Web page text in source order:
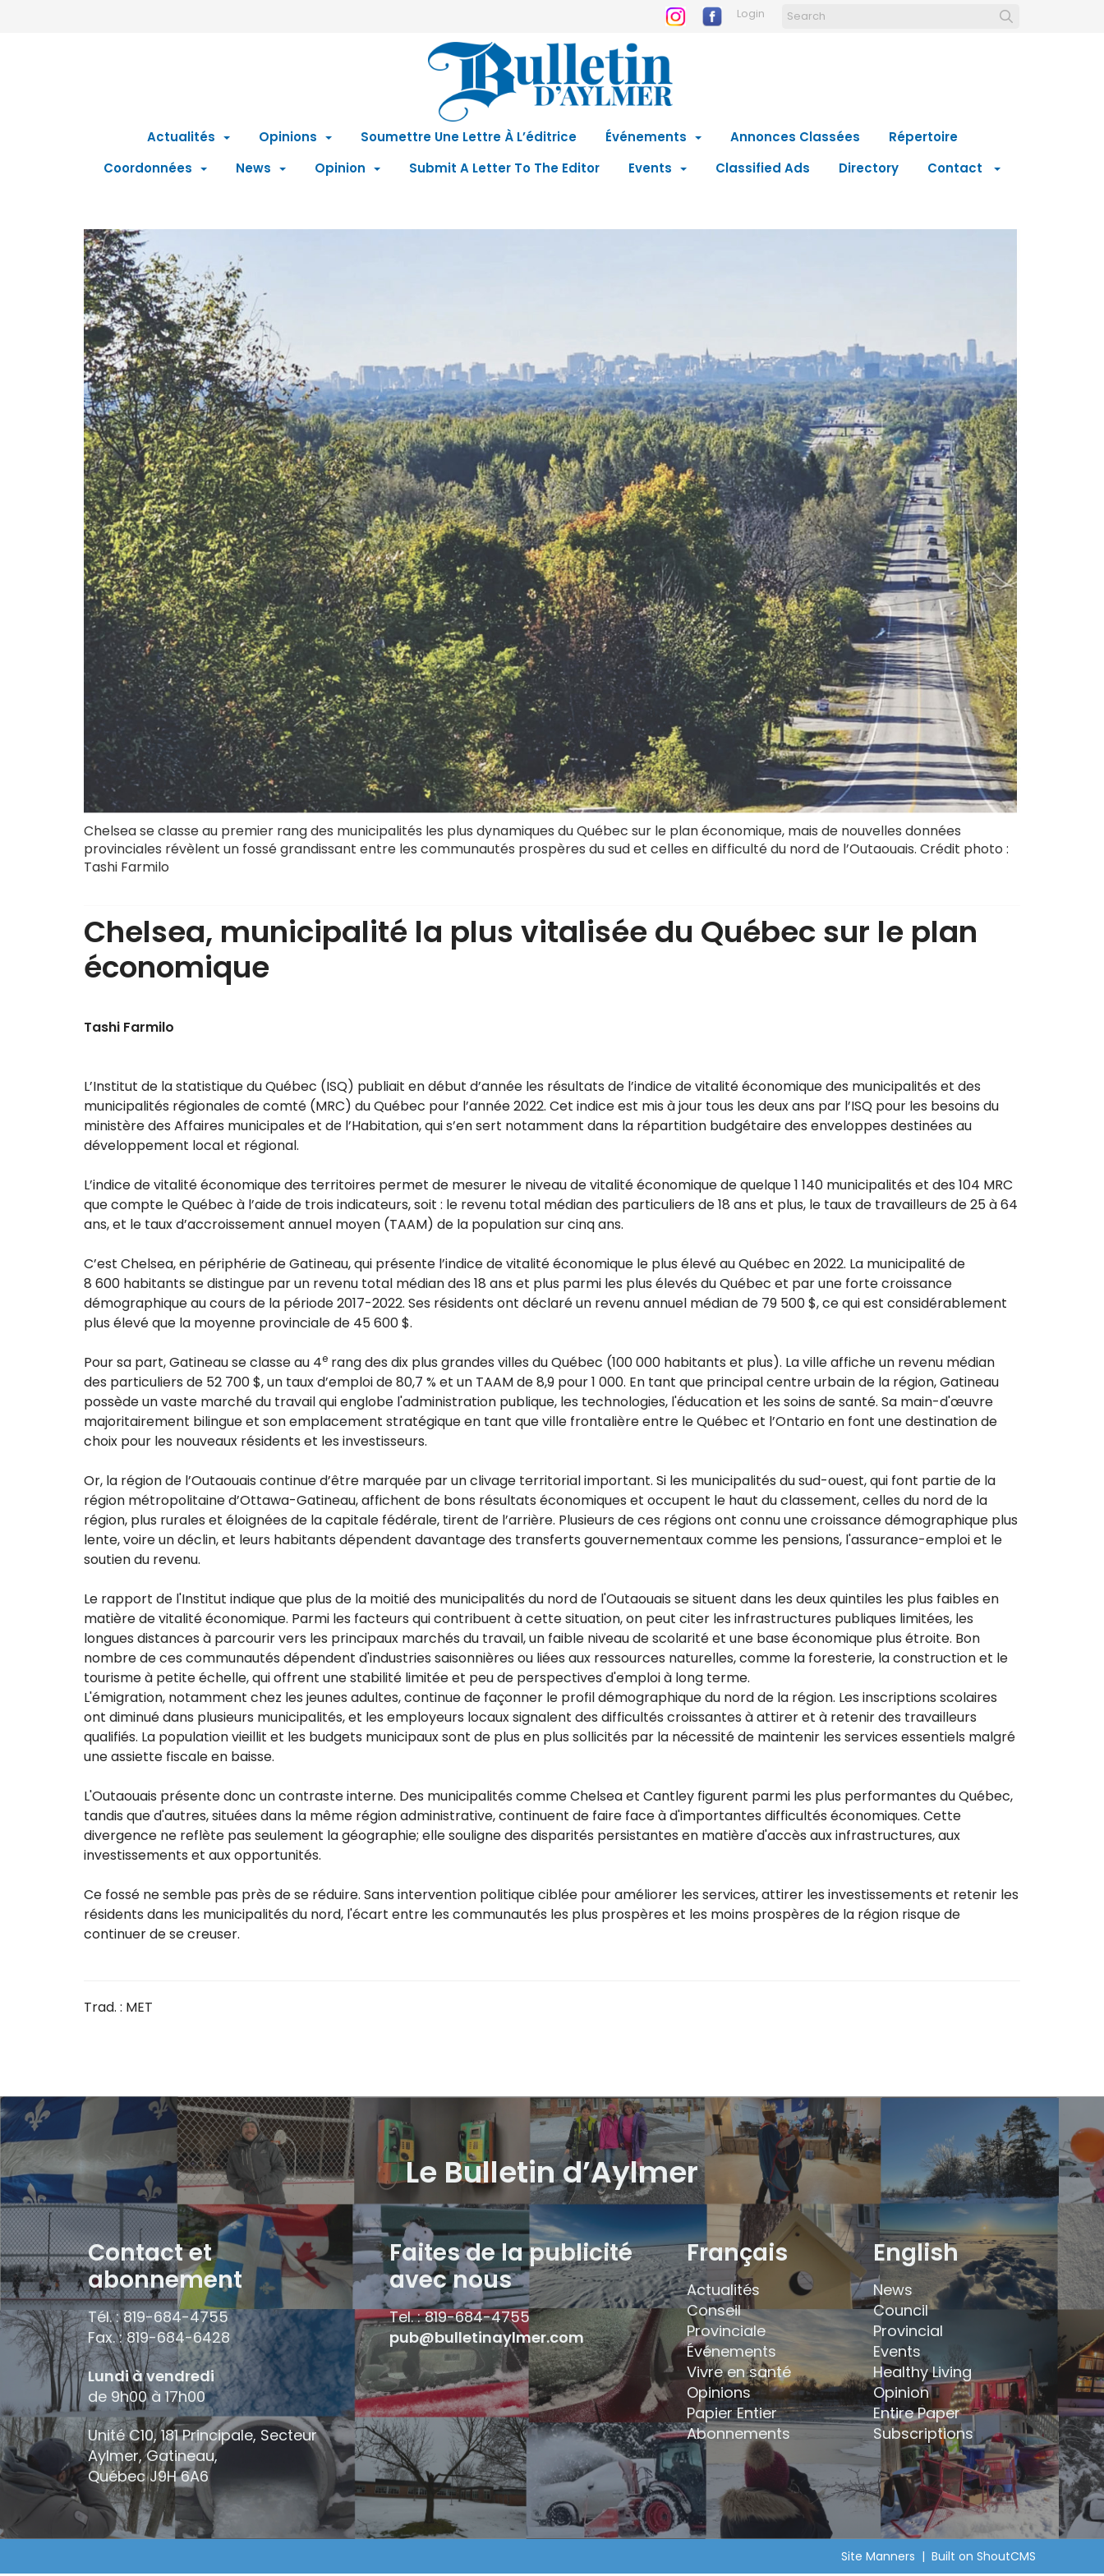
Login
Actualités Opinions Soumettre Une Lettre À L’éditrice Événements Annonces Classées
Répertoire
Coordonnées
News Opinion Submit A Letter To The Editor Events Classified Ads Directory Contact
Chelsea se classe au premier rang des municipalités les plus dynamiques du Québec sur le plan économique, mais de nouvelles données
provinciales révèlent un fossé grandissant entre les communautés prospères du sud et celles en difficulté du nord de l’Outaouais. Crédit photo :
Tashi Farmilo
Chelsea, municipalité la plus vitalisée du Québec sur le plan
économique
Tashi Farmilo
L’Institut de la statistique du Québec (ISQ) publiait en début d’année les résultats de l’indice de vitalité économique des municipalités et des
municipalités régionales de comté (MRC) du Québec pour l’année 2022. Cet indice est mis à jour tous les deux ans par l’ISQ pour les besoins du
ministère des Affaires municipales et de l’Habitation, qui s’en sert notamment dans la répartition budgétaire des enveloppes destinées au
développement local et régional.
L’indice de vitalité économique des territoires permet de mesurer le niveau de vitalité économique de quelque 1 140 municipalités et des 104 MRC
que compte le Québec à l’aide de trois indicateurs, soit : le revenu total médian des particuliers de 18 ans et plus, le taux de travailleurs de 25 à 64
ans, et le taux d’accroissement annuel moyen (TAAM) de la population sur cinq ans.
C’est Chelsea, en périphérie de Gatineau, qui présente l’indice de vitalité économique le plus élevé au Québec en 2022. La municipalité de
8 600 habitants se distingue par un revenu total médian des 18 ans et plus parmi les plus élevés du Québec et par une forte croissance
démographique au cours de la période 2017-2022. Ses résidents ont déclaré un revenu annuel médian de 79 500 $, ce qui est considérablement
plus élevé que la moyenne provinciale de 45 600 $.
Pour sa part, Gatineau se classe au 4e rang des dix plus grandes villes du Québec (100 000 habitants et plus). La ville affiche un revenu médian
des particuliers de 52 700 $, un taux d’emploi de 80,7 % et un TAAM de 8,9 pour 1 000. En tant que principal centre urbain de la région, Gatineau
possède un vaste marché du travail qui englobe l'administration publique, les technologies, l'éducation et les soins de santé. Sa main-d'œuvre
majoritairement bilingue et son emplacement stratégique en tant que ville frontalière entre le Québec et l’Ontario en font une destination de
choix pour les nouveaux résidents et les investisseurs.
Or, la région de l’Outaouais continue d’être marquée par un clivage territorial important. Si les municipalités du sud-ouest, qui font partie de la
région métropolitaine d’Ottawa-Gatineau, affichent de bons résultats économiques et occupent le haut du classement, celles du nord de la
région, plus rurales et éloignées de la capitale fédérale, tirent de l’arrière. Plusieurs de ces régions ont connu une croissance démographique plus
lente, voire un déclin, et leurs habitants dépendent davantage des transferts gouvernementaux comme les pensions, l'assurance-emploi et le
soutien du revenu.
Le rapport de l'Institut indique que plus de la moitié des municipalités du nord de l'Outaouais se situent dans les deux quintiles les plus faibles en
matière de vitalité économique. Parmi les facteurs qui contribuent à cette situation, on peut citer les infrastructures publiques limitées, les
longues distances à parcourir vers les principaux marchés du travail, un faible niveau de scolarité et une base économique plus étroite. Bon
nombre de ces communautés dépendent d'industries saisonnières ou liées aux ressources naturelles, comme la foresterie, la construction et le
tourisme à petite échelle, qui offrent une stabilité limitée et peu de perspectives d'emploi à long terme.
L'émigration, notamment chez les jeunes adultes, continue de façonner le profil démographique du nord de la région. Les inscriptions scolaires
ont diminué dans plusieurs municipalités, et les employeurs locaux signalent des difficultés croissantes à attirer et à retenir des travailleurs
qualifiés. La population vieillit et les budgets municipaux sont de plus en plus sollicités par la nécessité de maintenir les services essentiels malgré
une assiette fiscale en baisse.
L'Outaouais présente donc un contraste interne. Des municipalités comme Chelsea et Cantley figurent parmi les plus performantes du Québec,
tandis que d'autres, situées dans la même région administrative, continuent de faire face à d'importantes difficultés économiques. Cette
divergence ne reflète pas seulement la géographie; elle souligne des disparités persistantes en matière d'accès aux infrastructures, aux
investissements et aux opportunités.
Ce fossé ne semble pas près de se réduire. Sans intervention politique ciblée pour améliorer les services, attirer les investissements et retenir les
résidents dans les municipalités du nord, l'écart entre les communautés les plus prospères et les moins prospères de la région risque de
continuer de se creuser.
Trad. : MET
Le Bulletin d’Aylmer
Contact et
abonnement
Tél. : 819-684-4755
Fax. : 819-684-6428
Lundi à vendredi
de 9h00 à 17h00
Unité C10, 181 Principale, Secteur
Aylmer, Gatineau,
QuébecJ9H 6A6
Faites de la publicité
avec nous
Tel. : 819-684-4755
pub@bulletinaylmer.com
Français
Actualités
Conseil
Provinciale
Événements
Vivre en santé
Opinions
Papier Entier
Abonnements
English
News
Council
Provincial
Events
Healthy Living
Opinion
Entire Paper
Subscriptions
Site Manners | Built on ShoutCMS